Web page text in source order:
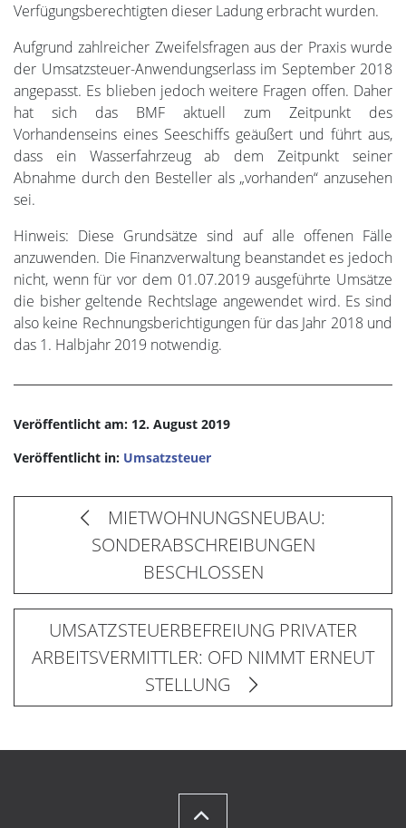
Verfügungsberechtigten dieser Ladung erbracht wurden.
Aufgrund zahlreicher Zweifelsfragen aus der Praxis wurde
der Umsatzsteuer-Anwendungserlass im September 2018
angepasst. Es blieben jedoch weitere Fragen offen. Daher
hat sich das BMF aktuell zum Zeitpunkt des
Vorhandenseins eines Seeschiffs geäußert und führt aus,
dass ein Wasserfahrzeug ab dem Zeitpunkt seiner
Abnahme durch den Besteller als „vorhanden“ anzusehen
sei.
Hinweis: Diese Grundsätze sind auf alle offenen Fälle
anzuwenden. Die Finanzverwaltung beanstandet es jedoch
nicht, wenn für vor dem 01.07.2019 ausgeführte Umsätze
die bisher geltende Rechtslage angewendet wird. Es sind
also keine Rechnungsberichtigungen für das Jahr 2018 und
das 1. Halbjahr 2019 notwendig.
Veröffentlicht am: 12. August 2019
Veröffentlicht in: Umsatzsteuer
MIETWOHNUNGSNEUBAU:
SONDERABSCHREIBUNGEN
BESCHLOSSEN
UMSATZSTEUERBEFREIUNG PRIVATER
ARBEITSVERMITTLER: OFD NIMMT ERNEUT
STELLUNG